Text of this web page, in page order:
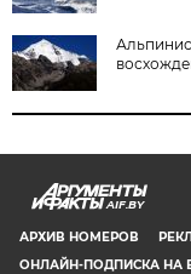
AIF.BY
АРХИВ НОМЕРОВ
ОНЛАЙН-ПОДПИСКА НА